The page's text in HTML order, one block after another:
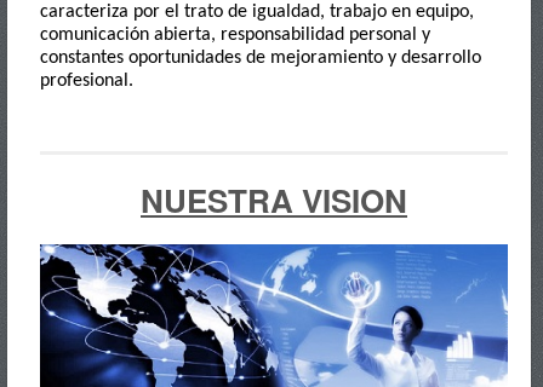
caracteriza por el trato de igualdad, trabajo en equipo,
comunicación abierta, responsabilidad personal y
constantes oportunidades de mejoramiento y desarrollo
profesional.
NUESTRA VISION